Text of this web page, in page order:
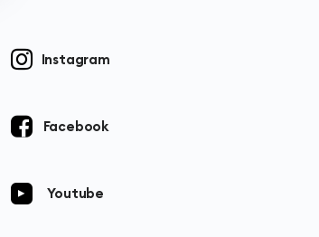
Instagram
Facebook
Youtube